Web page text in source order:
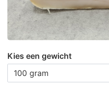
Kies een gewicht